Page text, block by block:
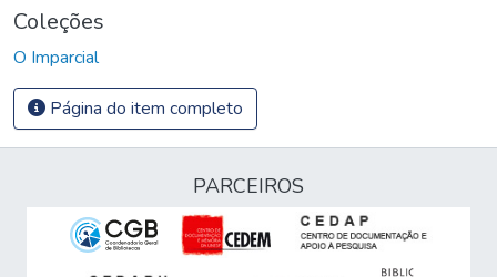
Coleções
O Imparcial
Página do item completo
PARCEIROS